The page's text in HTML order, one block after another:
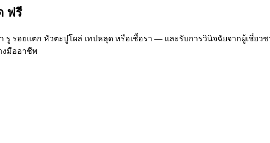
ฟรี
รอยแตก หัวตะปูโผล่ เทปหลุด หรือเชื้อรา — และรับการวินิจฉัยจากผู้เชี่ย
งมืออาชีพ